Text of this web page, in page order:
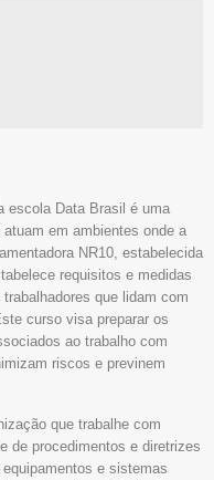
escola Data Brasil é uma
em ambientes onde a
NR10, estabelecida
requisitos e medidas
que lidam com
curso visa preparar os
ao trabalho com
riscos e previnem
que trabalhe com
de procedimentos e diretrizes
e sistemas